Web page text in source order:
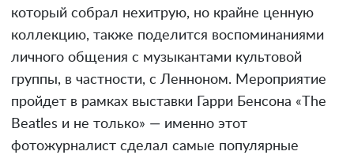
который собрал нехитрую, но крайне ценную
коллекцию, также поделится воспоминаниями
личного общения с музыкантами культовой
группы, в частности, с Ленноном. Мероприятие
пройдет в рамках выставки Гарри Бенсона «The
Beatles и не только» — именно этот
фотожурналист сделал самые популярные